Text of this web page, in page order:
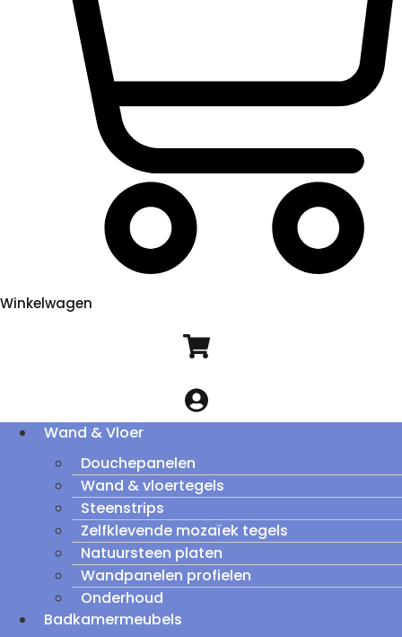
Winkelwagen
Wand & Vloer
Douchepanelen
Wand & vloertegels
Steenstrips
Zelfklevende mozaïek tegels
Natuursteen platen
Wandpanelen profielen
Onderhoud
Badkamermeubels